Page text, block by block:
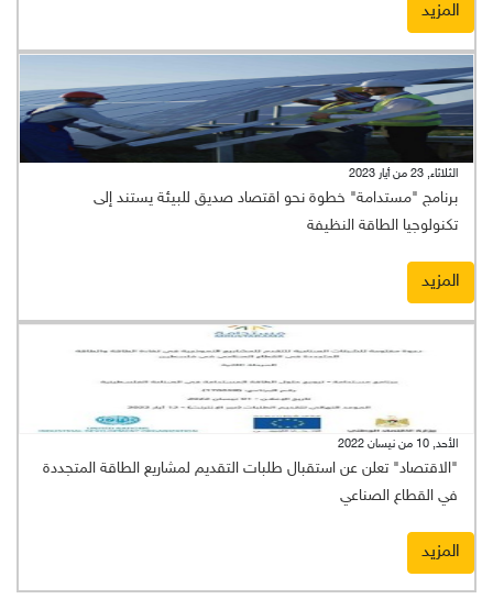
المزيد
الثلاثاء, 23 من أيار 2023
برنامج "مستدامة" خطوة نحو اقتصاد صديق للبيئة يستند إلى
تكنولوجيا الطاقة النظيفة
المزيد
الأحد, 10 من نيسان 2022
"الاقتصاد" تعلن عن استقبال طلبات التقديم لمشاريع الطاقة المتجددة
في القطاع الصناعي
المزيد